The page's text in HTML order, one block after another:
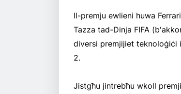
Il-premju ewlieni huwa
Tazza tad-Dinja FIFA
diversi premjijiet teknoloġiċi
2.
Jistgħu jintrebħu wkoll